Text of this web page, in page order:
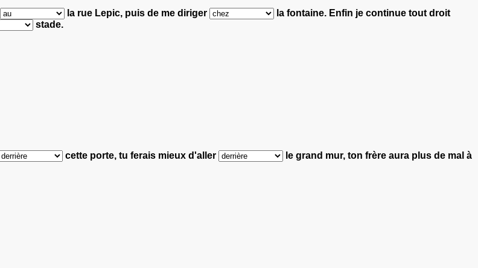
la rue Lepic, puis de me diriger la fontaine. Enfin je continue tout droit
stade.
cette porte, tu ferais mieux d'aller
le grand mur, ton frère aura plus de mal à